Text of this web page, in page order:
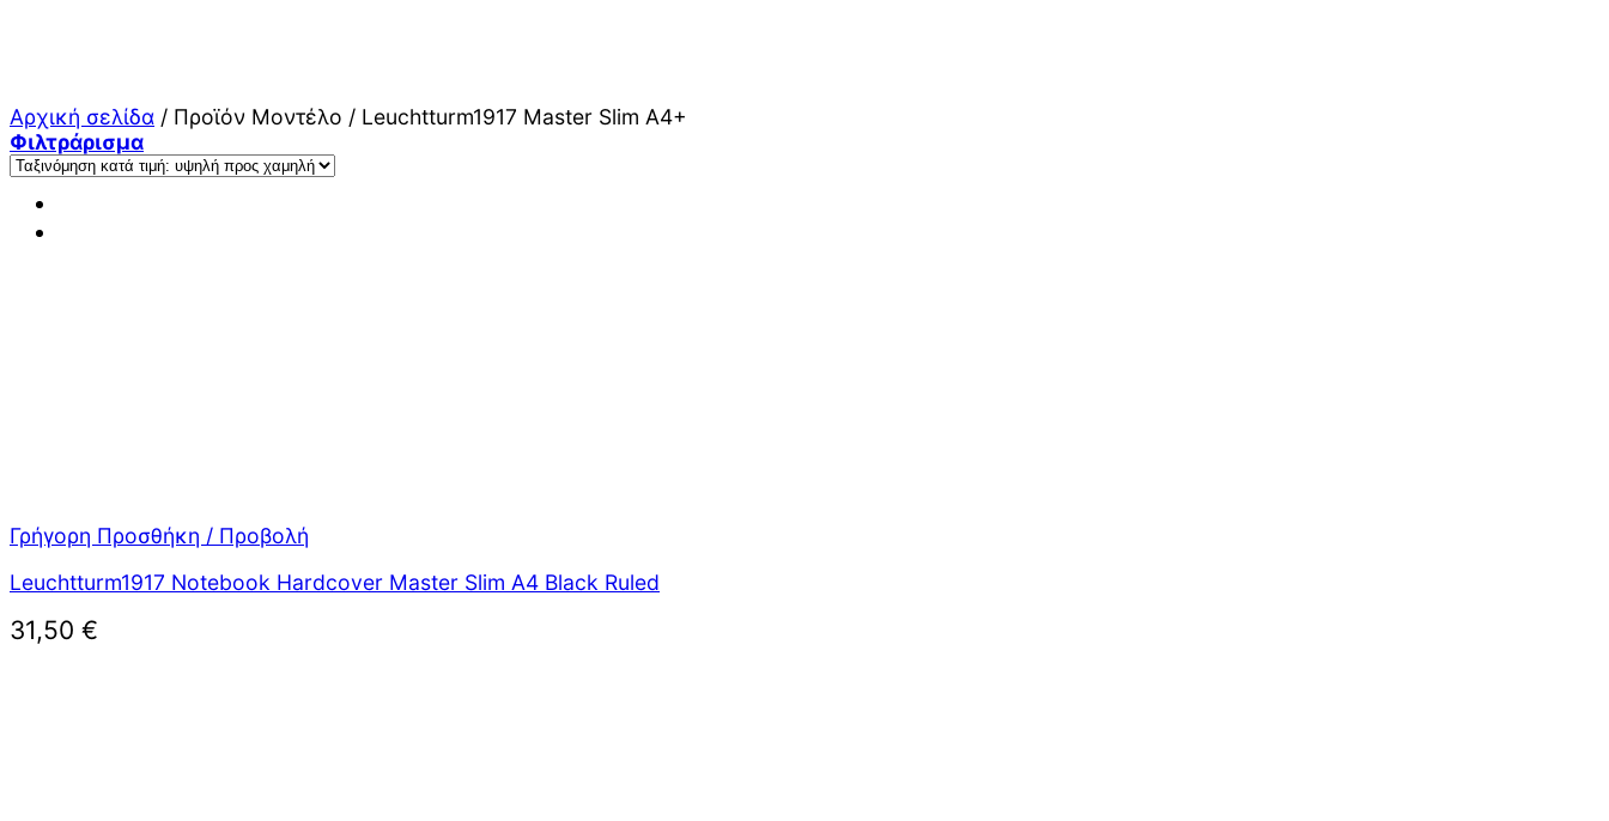
Αρχική σελίδα / Προϊόν Μοντέλο / Leuchtturm1917 Master Slim A4+
Φιλτράρισμα
Γρήγορη Προσθήκη / Προβολή
Leuchtturm1917 Notebook Hardcover Master Slim A4 Black Ruled
31,50 €